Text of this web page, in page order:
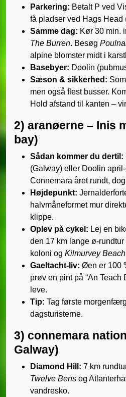
Parkering: Betalt P ved
få pladser ved Hags Head
Samme dag: Kør 30 min.
The Burren. Besøg
alpine blomster midt i
Base­byer: Doolin
Sæson & sikkerhed:
men også flest busser.
Hold afstand til kanten –
2) aranøerne – Inis
bay)
Sådan kommer du dertil:
(Galway) eller Doolin
Connemara året rundt,
Højdepunkt:
halvmåneformet mur
klippe.
Oplev på cykel: Lej en
den 17 km lange ø-
koloni og Kilmurvey Beach
Gaeltacht-liv: Øen er 100
prøv en pint på “An Teach
leve.
Tip: Tag første
dagsturisterne.
3) connemara
Galway)
Diamond Hill: 7 km
Twelve Bens og
vandresko.